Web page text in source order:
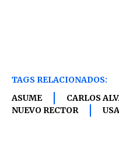
TAGS RELACIONADOS:
ASUME
CARLOS
NUEVO RECTOR